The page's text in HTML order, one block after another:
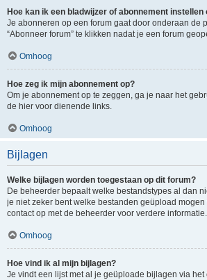
Hoe kan ik een bladwijzer of abonnement
Je abonneren op een forum gaat door onderaan de
“Abonneer forum” te klikken nadat je een forum
Omhoog
Hoe zeg ik mijn abonnement op?
Om je abonnement op te zeggen, ga je naar het
de hier voor dienende links.
Omhoog
Bijlagen
Welke bijlagen worden toegestaan op dit forum?
De beheerder bepaalt welke bestandstypes al dan
je niet zeker bent welke bestanden geüpload
contact op met de beheerder voor verdere informatie.
Omhoog
Hoe vind ik al mijn bijlagen?
Je vindt een lijst met al je geüploade bijlagen via